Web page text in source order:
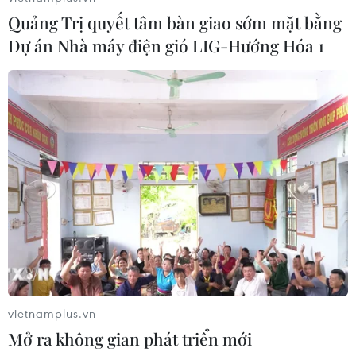
CƠ QUAN CHỦ QUẢN: THÔNG TẤN XÃ VIỆT NAM
Phó Tổng Biên tập: NGUYỄN THỊ TÁM, KHÚC THANH
THỦY
Sở hữu trí tuệ
Quy định sử dụng
RSS
Hỗ trợ
Ngôn ngữ
TTXVN
Dịch vụ tin
Quảng cáo
Liên hệ
Giấy phép số: 1374/GP-BTTTT do Bộ Thông tin và Truyền thông
Quảng Trị quyết tâm bàn giao sớm mặt bằng
Dự án Nhà máy điện gió LIG-Hướng Hóa 1
vietnamplus.vn
Mở ra không gian phát triển mới